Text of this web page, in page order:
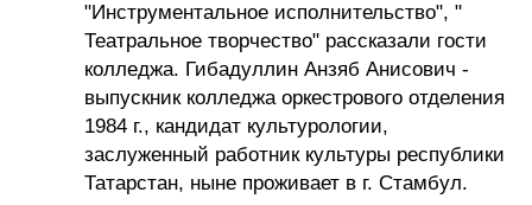
"Инструментальное исполнительство", "
Театральное творчество" рассказали гости
колледжа. Гибадуллин Анзяб Анисович -
выпускник колледжа оркестрового отделения
1984 г., кандидат культурологии,
заслуженный работник культуры республики
Татарстан, ныне проживает в г. Стамбул.